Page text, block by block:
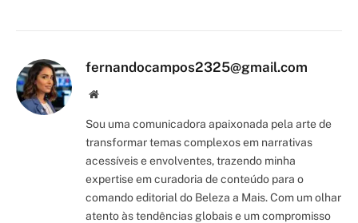
fernandocampos2325@gmail.com
Site/Blog
Sou uma comunicadora apaixonada pela arte de
transformar temas complexos em narrativas
acessíveis e envolventes, trazendo minha
expertise em curadoria de conteúdo para o
comando editorial do Beleza a Mais. Com um olhar
atento às tendências globais e um compromisso